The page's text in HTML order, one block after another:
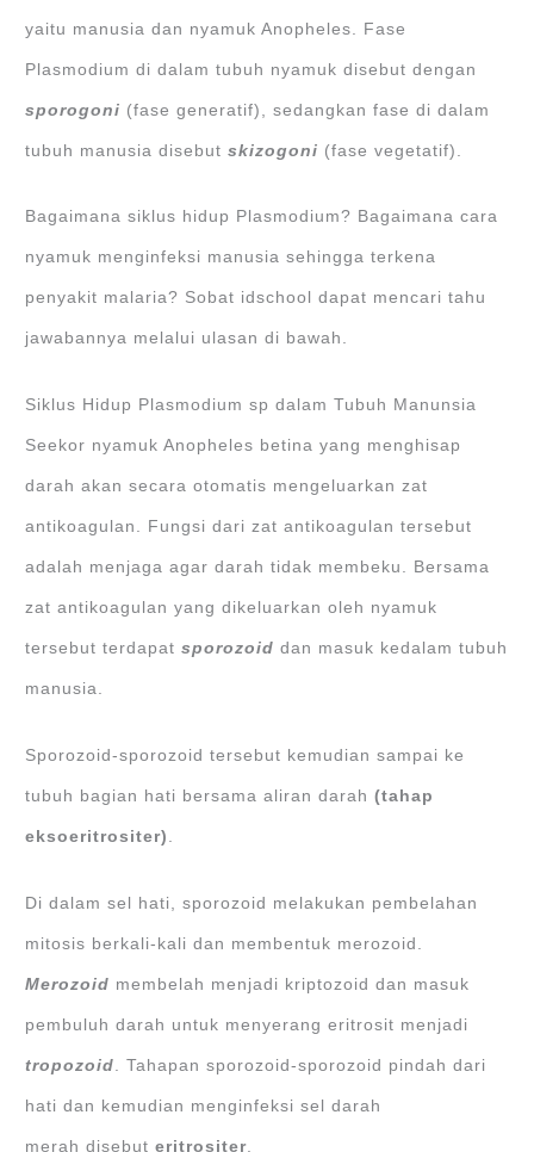
yaitu manusia dan nyamuk Anopheles. Fase
Plasmodium di dalam tubuh nyamuk disebut dengan
sporogoni (fase generatif), sedangkan fase di dalam
tubuh manusia disebutskizogoni (fase vegetatif).
Bagaimana siklus hidup Plasmodium? Bagaimana cara
nyamuk menginfeksi manusia sehingga terkena
penyakit malaria? Sobat idschool dapat mencari tahu
jawabannya melalui ulasan di bawah.
Siklus Hidup Plasmodium sp dalam Tubuh Manunsia
Seekor nyamuk Anopheles betina yang menghisap
darah akan secara otomatis mengeluarkan zat
antikoagulan. Fungsi dari zat antikoagulan tersebut
adalah menjaga agar darah tidak membeku. Bersama
zat antikoagulan yang dikeluarkan oleh nyamuk
tersebut terdapatsporozoid dan masuk kedalam tubuh
manusia.
Sporozoid-sporozoid tersebut kemudian sampai ke
tubuh bagian hati bersama aliran darah(tahap
eksoeritrositer) .
Di dalam sel hati, sporozoid melakukan pembelahan
mitosis berkali-kali dan membentuk merozoid.
Merozoid membelah menjadi kriptozoid dan masuk
pembuluh darah untuk menyerang eritrosit menjadi
tropozoid. Tahapan sporozoid-sporozoid pindah dari
hati dan kemudian menginfeksi sel darah
merah disebuteritrositer.